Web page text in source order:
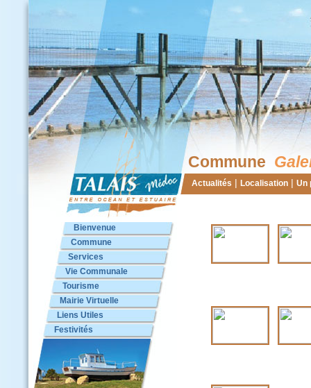
Commune
Actualités | Localisation | Un
Bienvenue
Commune
Services
Vie Communale
Tourisme
Mairie Virtuelle
Liens Utiles
Festivités